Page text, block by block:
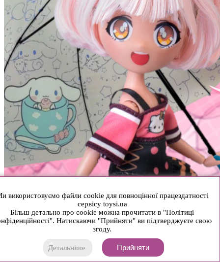
використовуємо файли cookie для повноцінної працездатності
сервісу toysi.ua
Більш детально про cookie можна прочитати в "Політиці
Натискаючи "Прийняти" ви підтверджуєте свою
згоду.
Детальніше Прийняти